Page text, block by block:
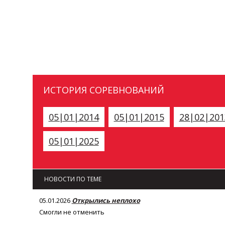
ИСТОРИЯ СОРЕВНОВАНИЙ
05|01|2014 05|01|2015
05|01|2025
НОВОСТИ ПО ТЕМЕ
05.01.2026 Открылись неплохо
Смогли не отменить